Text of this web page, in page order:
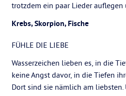
trotzdem ein paar Lieder
Krebs, Skorpion, Fische
FÜHLE DIE LIEBE
Wasserzeichen lieben es, in die
keine Angst davor, in die Tiefen
Dort sind sie nämlich am